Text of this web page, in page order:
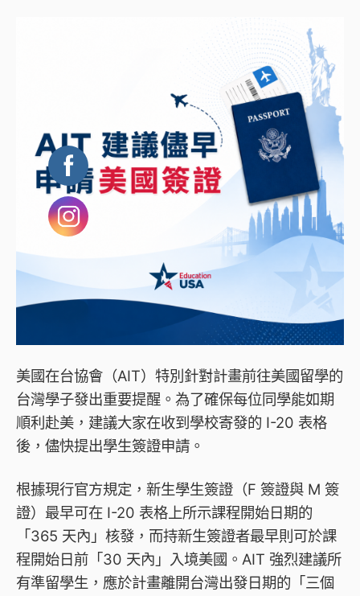
美國在台協會（AIT）特別針對計畫前往美國留學的
台灣學子發出重要提醒。為了確保每位同學能如期
順利赴美，建議大家在收到學校寄發的 I-20 表格
後，儘快提出學生簽證申請。
根據現行官方規定，新生學生簽證（F 簽證與 M 簽
證）最早可在 I-20 表格上所示課程開始日期的
「365 天內」核發，而持新生簽證者最早則可於課
程開始日前「30 天內」入境美國。AIT 強烈建議所
有準留學生，應於計畫離開台灣出發日期的「三個